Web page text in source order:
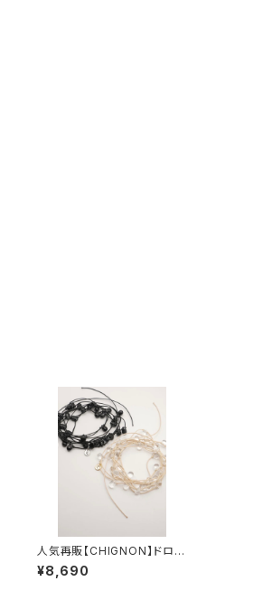
人気再販【CHIGNON】ドロッ
プガラスコードネックレス
¥8,690